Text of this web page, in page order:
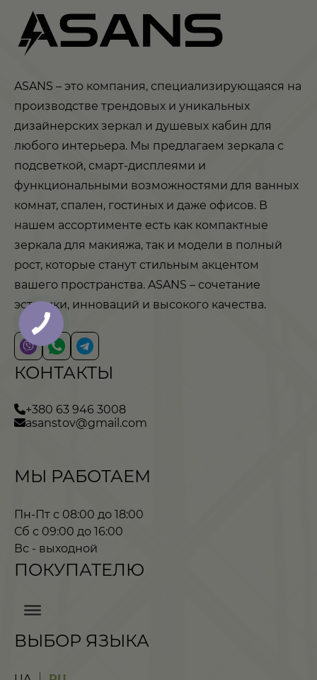
ASANS – это компания, специализирующаяся на
производстве трендовых и уникальных
дизайнерских зеркал и душевых кабин для
любого интерьера. Мы предлагаем зеркала с
подсветкой, смарт-дисплеями и
функциональными возможностями для ванных
комнат, спален, гостиных и даже офисов. В
нашем ассортименте есть как компактные
зеркала для макияжа, так и модели в полный
рост, которые станут стильным акцентом
вашего пространства. ASANS – сочетание
эстетики, инноваций и высокого качества.
КОНТАКТЫ
+380 63 946 3008
asanstov@gmail.com
МЫ РАБОТАЕМ
Пн-Пт с 08:00 до 18:00
Сб с 09:00 до 16:00
Вс - выходной
ПОКУПАТЕЛЮ
ВЫБОР ЯЗЫКА